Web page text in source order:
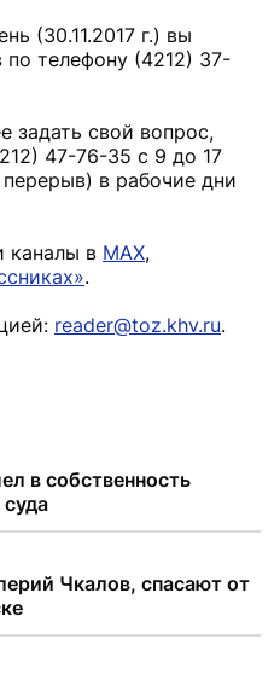
(30.11.2017 г.) вы
по телефону (4212) 37-
задать свой вопрос,
47-76-35 с 9 до 17
в рабочие дни
каналы в MAX,
.
reader@toz.khv.ru.
в собственность
Чкалов, спасают от